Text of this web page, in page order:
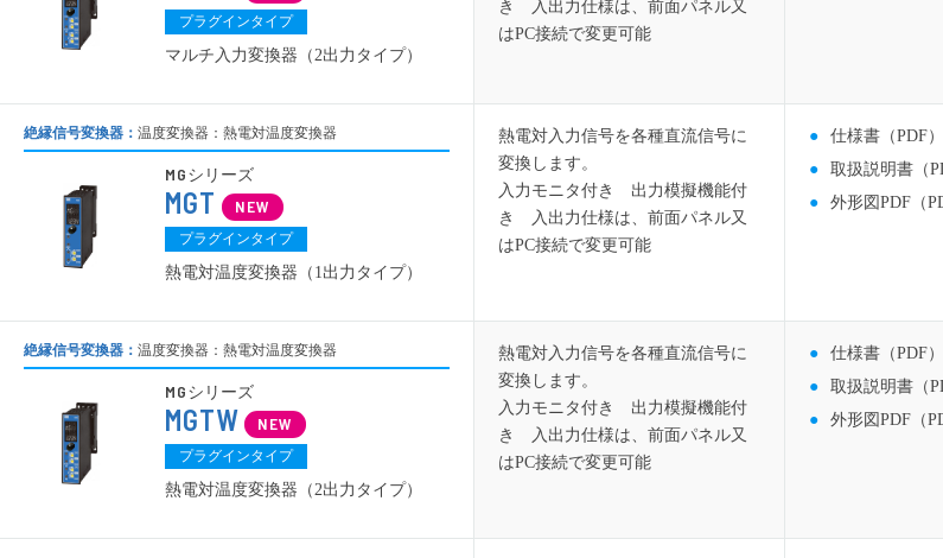
き 入出力仕様は、前面パネル又
はPC接続で変更可能
熱電対入力信号を各種直流信号に
変換します。
入力モニタ付き 出力模擬機能付
き 入出力仕様は、前面パネル又
はPC接続で変更可能
仕様書（PDF）
取扱説明書（
外形図PDF（
熱電対入力信号を各種直流信号に
変換します。
入力モニタ付き 出力模擬機能付
き 入出力仕様は、前面パネル又
はPC接続で変更可能
仕様書（PDF）
取扱説明書（
外形図PDF（
プラグインタイプ
マルチ入力変換器（2出力タイプ）
絶縁信号変換器： 温度変換器：熱電対温度変換器
MG シリーズ
MGT
プラグインタイプ
熱電対温度変換器（1出力タイプ）
絶縁信号変換器： 温度変換器：熱電対温度変換器
MG シリーズ
MGTW
プラグインタイプ
熱電対温度変換器（2出力タイプ）